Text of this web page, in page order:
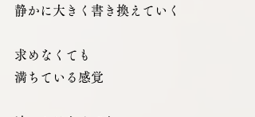
静かに大きく書き換えていく
求めなくても
満ちている感覚